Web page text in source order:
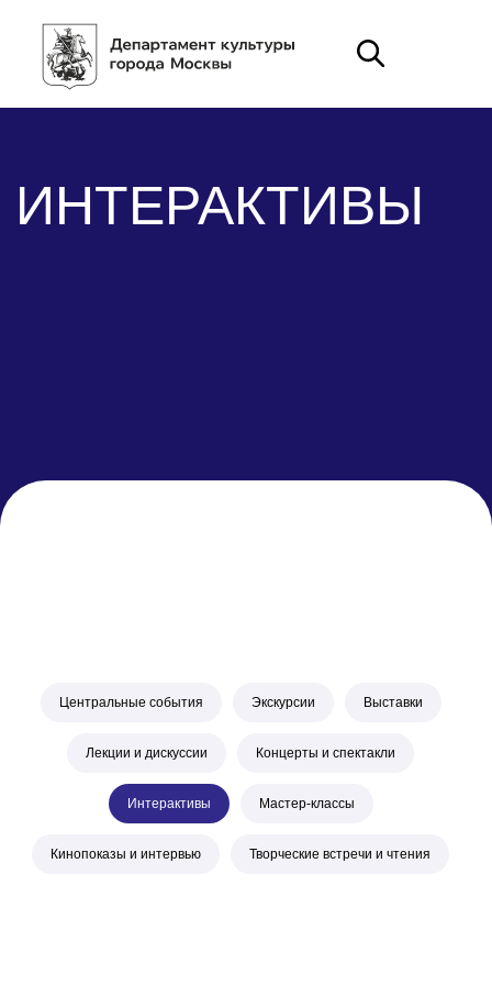
Центральные события Экскурсии Выставки
Лекции и дискуссии Концерты и спектакли
Интерактивы Мастер-классы
Кинопоказы и интервью Творческие встречи и чтения
Навигация